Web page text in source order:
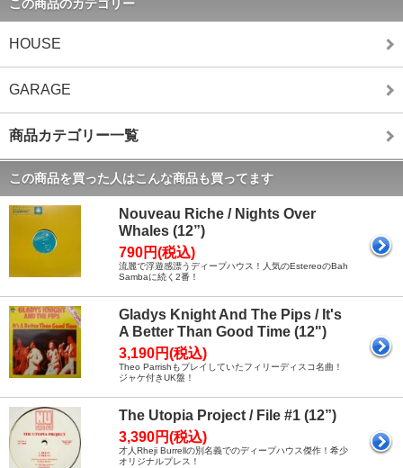
この商品のカテゴリー
HOUSE
GARAGE
商品カテゴリー一覧
この商品を買った人はこんな商品も買ってます
Nouveau Riche / Nights Over
Whales (12”)
790円(税込)
流麗で浮遊感漂うディープハウス！人気のEstereoのBah
Sambaに続く2番！
Gladys Knight And The Pips / It's
A Better Than Good Time (12")
3,190円(税込)
Theo Parrishもプレイしていたフィリーディスコ名曲！
ジャケ付きUK盤！
The Utopia Project / File #1 (12”)
3,390円(税込)
才人Rheji Burrellの別名義でのディープハウス傑作！希少
オリジナルプレス！